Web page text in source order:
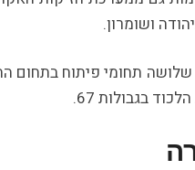
תחומי פיתוח בתחום
בגבולות 67.